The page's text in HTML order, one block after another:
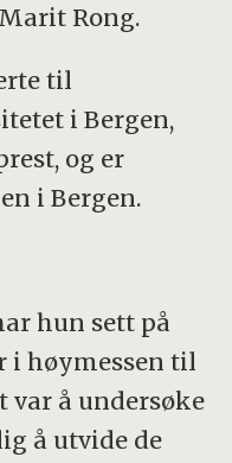
Rong.
til
i Bergen,
og er
i Bergen.
hun sett på
i høymessen til
var å undersøke
å utvide de